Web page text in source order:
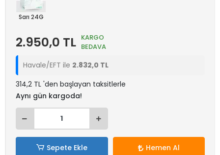
Sarı 24G
2.950,0 TL KARGO
BEDAVA
Havale/EFT ile 2.832,0 TL
314,2 TL 'den başlayan taksitlerle
Aynı gün kargoda!
Sepete Ekle Hemen Al